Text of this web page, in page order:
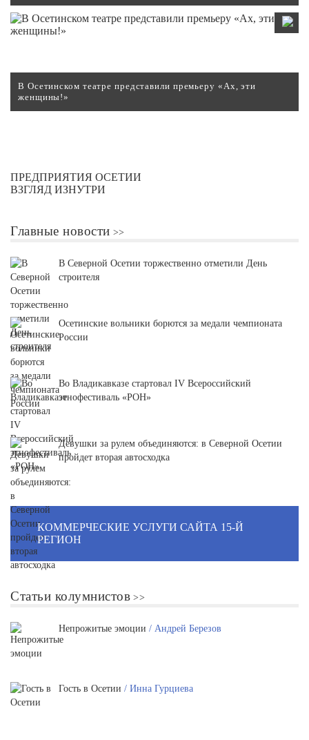
В Осетинском театре представили премьеру «Ах, эти
женщины!»
ПРЕДПРИЯТИЯ ОСЕТИИ
ВЗГЛЯД ИЗНУТРИ
Главные новости
В Северной Осетии торжественно отметили День
строителя
Осетинские вольники борются за медали чемпионата
России
Во Владикавказе стартовал IV Всероссийский
этнофестиваль «РОН»
Девушки за рулем объединяются: в Северной Осетии
пройдет вторая автосходка
КОММЕРЧЕСКИЕ УСЛУГИ САЙТА 15-Й
РЕГИОН
Статьи колумнистов
Непрожитые эмоции / Андрей Березов
Гость в Осетии / Инна Гурциева